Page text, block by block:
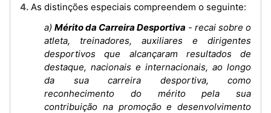
4. As distinções especiais compreendem o seguinte:
a) Mérito da Carreira Desportiva - recai sobre o
atleta, treinadores, auxiliares e dirigentes
desportivos que alcançaram resultados de
destaque, nacionais e internacionais, ao longo
da sua carreira desportiva, como
reconhecimento do mérito pela sua
contribuição na promoção e desenvolvimento